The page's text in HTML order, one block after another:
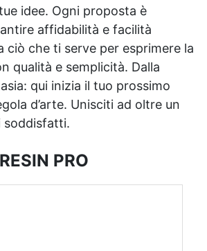
idee. Ogni proposta è
affidabilità e facilità
ciò che ti serve per esprimere la
qualità e semplicità. Dalla
qui inizia il tuo prossimo
d’arte. Unisciti ad oltre un
soddisfatti.
PRO